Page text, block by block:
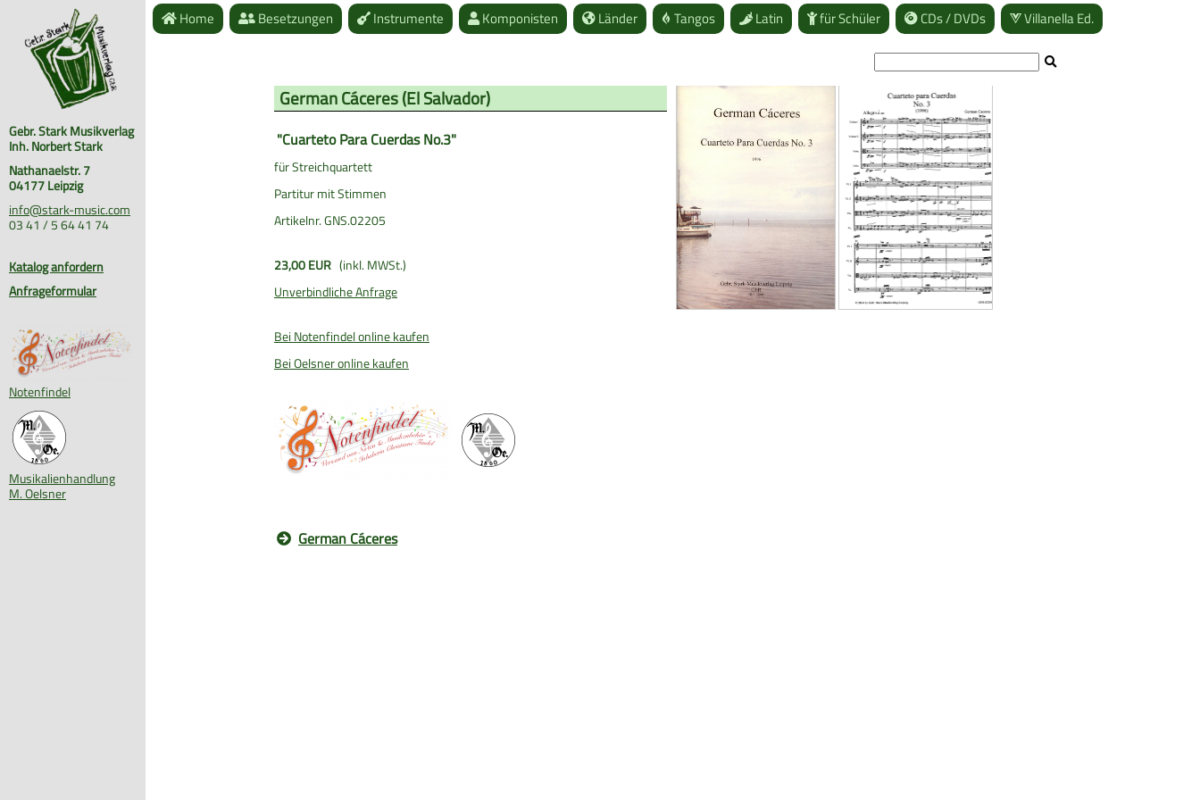
Gebr. Stark Musikverlag
Inh. Norbert Stark
Nathanaelstr. 7
04177 Leipzig
info@stark-music.com
03 41 / 5 64 41 74
Katalog anfordern
Anfrageformular
Notenfindel
Musikalienhandlung
M. Oelsner
Home Besetzungen Instrumente Komponisten Länder Tangos Latin für Schüler CDs / DVDs Villanella Ed.
German Cáceres(El Salvador)
"Cuarteto Para Cuerdas No.3"
für Streichquartett
Partitur mit Stimmen
Artikelnr. GNS.02205
23,00 EUR (inkl. MWSt.)
Unverbindliche Anfrage
Bei Notenfindel online kaufen
Bei Oelsner online kaufen
German Cáceres